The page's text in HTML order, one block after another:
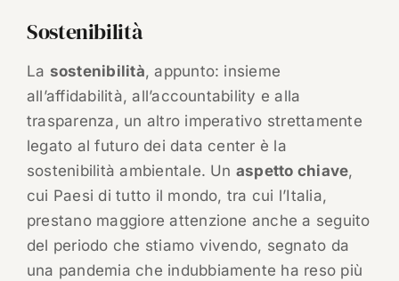
Sostenibilità
La sostenibilità, appunto: insieme
all’affidabilità, all’accountability e alla
trasparenza, un altro imperativo strettamente
legato al futuro dei data center è la
sostenibilità ambientale. Un aspetto chiave,
cui Paesi di tutto il mondo, tra cui l’Italia,
prestano maggiore attenzione anche a seguito
del periodo che stiamo vivendo, segnato da
una pandemia che indubbiamente ha reso più